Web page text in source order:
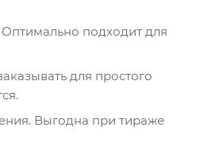
подходит для
для простого
Выгодна при тираже